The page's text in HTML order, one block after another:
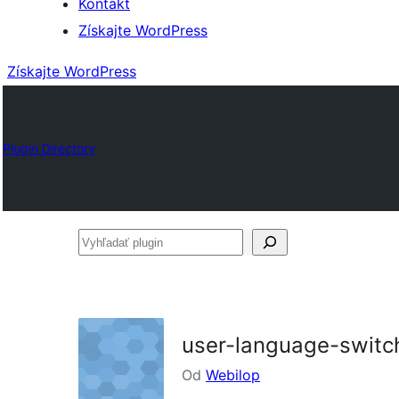
Kontakt
Získajte WordPress
Získajte WordPress
Plugin Directory
Vyhľadať
user-language-
Od Webilop